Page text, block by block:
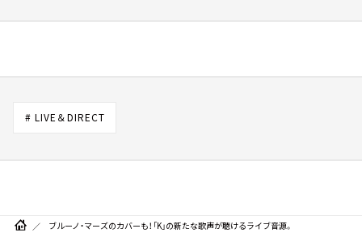
# LIVE＆DIRECT
ブルーノ・マーズのカバーも！「K」の新たな歌声が聴けるライブ音源。